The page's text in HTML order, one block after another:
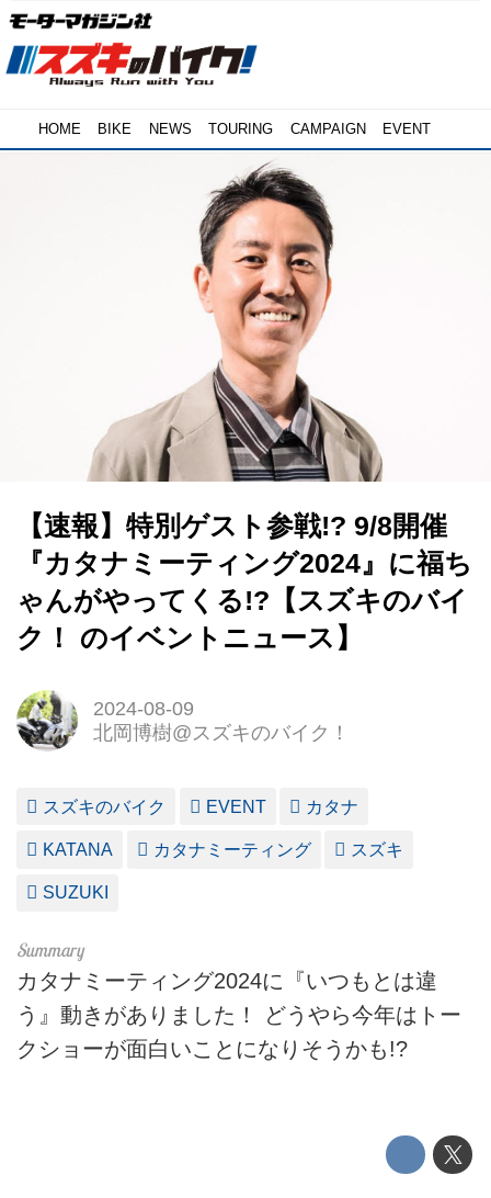
HOME BIKE NEWS TOURING CAMPAIGN EVENT
【速報】特別ゲスト参戦!? 9/8開催
『カタナミーティング2024』に福ち
ゃんがやってくる!?【スズキのバイ
ク！ のイベントニュース】
2024-08-09
北岡博樹@スズキのバイク！
スズキのバイク EVENT カタナ
KATANA カタナミーティング スズキ
SUZUKI
カタナミーティング2024に『いつもとは違
う』動きがありました！ どうやら今年はトー
クショーが面白いことになりそうかも!?